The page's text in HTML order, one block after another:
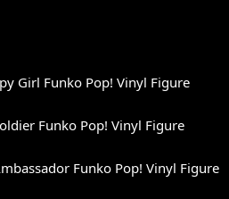
Girl Funko Pop! Vinyl Figure
Funko Pop! Vinyl Figure
Funko Pop! Vinyl Figure